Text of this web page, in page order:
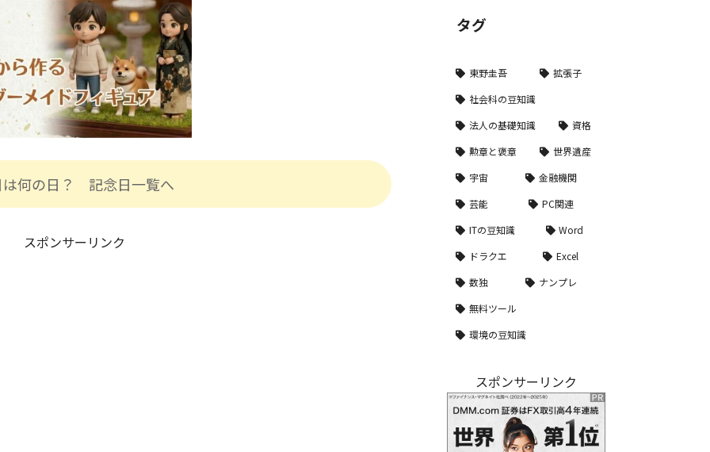
は何の日？ 記念日一覧へ
スポンサーリンク
タグ
東野圭吾
拡張子
社会科の豆知識
法人の基礎知識
資格
勲章と褒章
世界遺産
宇宙
金融機関
芸能
PC関連
ITの豆知識
Word
ドラクエ
Excel
数独
ナンプレ
無料ツール
環境の豆知識
スポンサーリンク